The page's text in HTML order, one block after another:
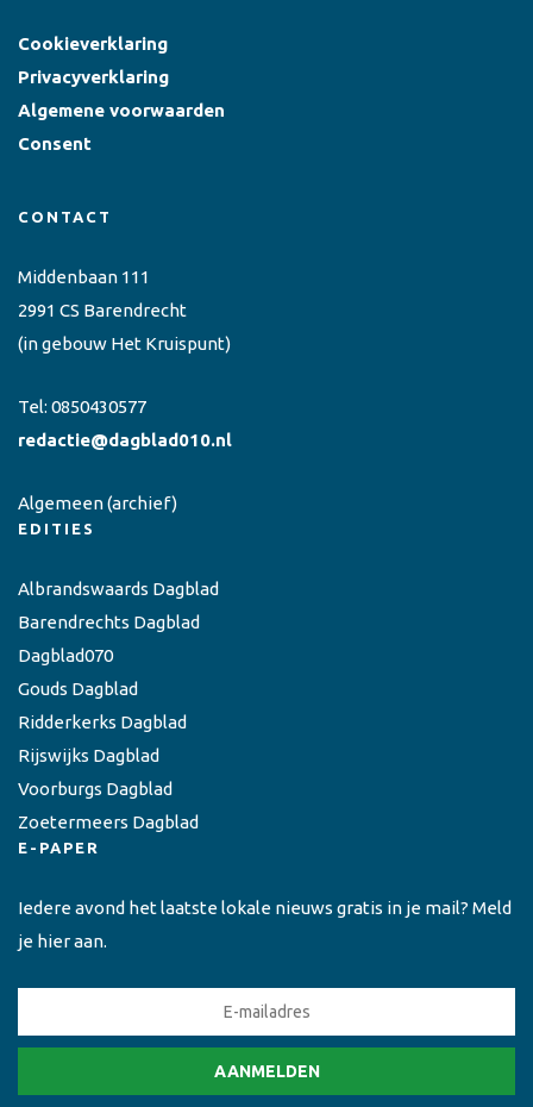
Cookieverklaring
Privacyverklaring
Algemene voorwaarden
Consent
CONTACT
Middenbaan 111
2991 CS Barendrecht
(in gebouw Het Kruispunt)
Tel: 0850430577
redactie@dagblad010.nl
Algemeen(archief)
EDITIES
Albrandswaards Dagblad
Barendrechts Dagblad
Dagblad070
Gouds Dagblad
Ridderkerks Dagblad
Rijswijks Dagblad
Voorburgs Dagblad
Zoetermeers Dagblad
E-PAPER
Iedere avond het laatste lokale nieuws gratis in je mail? Meld
je hier aan.